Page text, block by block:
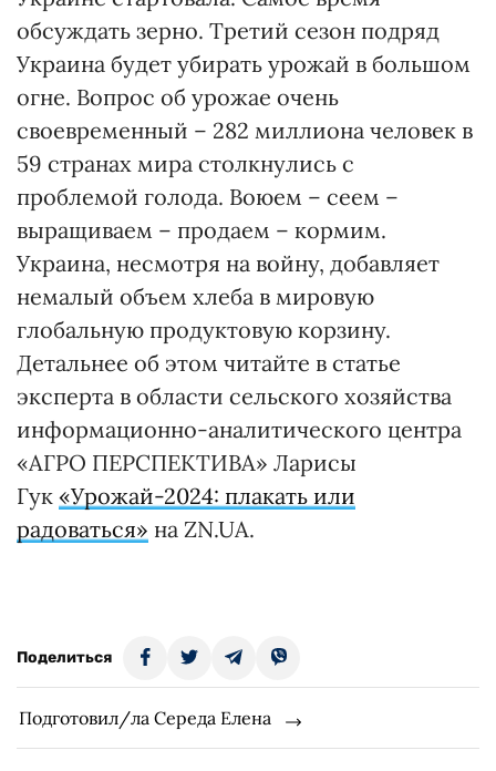
обсуждать зерно. Третий сезон подряд
Украина будет убирать урожай в большом
огне. Вопрос об урожае очень
своевременный – 282 миллиона человек в
59 странах мира столкнулись с
проблемой голода. Воюем – сеем –
выращиваем – продаем – кормим.
Украина, несмотря на войну, добавляет
немалый объем хлеба в мировую
глобальную продуктовую корзину.
Детальнее об этом читайте в статье
эксперта в области сельского хозяйства
информационно-аналитического центра
«АГРО ПЕРСПЕКТИВА» Ларисы
Гук «Урожай-2024: плакать или
радоваться» на ZN.UA.
Поделиться
Подготовил/ла Середа Елена